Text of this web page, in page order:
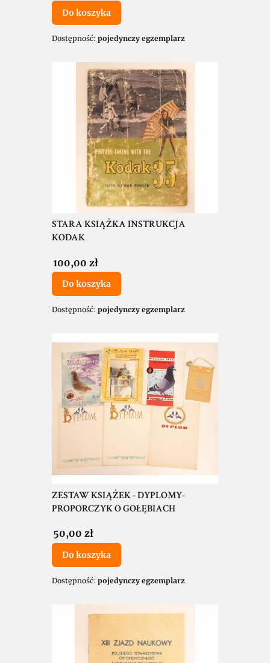
Do koszyka
Dostępność: pojedynczy egzemplarz
STARA KSIĄŻKA INSTRUKCJA
KODAK
Cena
100,00 zł
Do koszyka
Dostępność: pojedynczy egzemplarz
ZESTAW KSIĄŻEK - DYPLOMY-
PROPORCZYK O GOŁĘBIACH
Cena
50,00 zł
Do koszyka
Dostępność: pojedynczy egzemplarz